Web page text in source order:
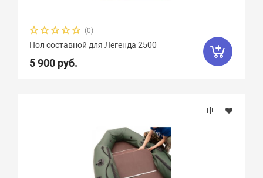
(0)
Пол составной для Легенда 2500
5 900 руб.